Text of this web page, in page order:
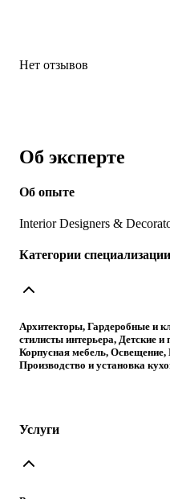
Нет отзывов
Об эксперте
Об опыте
Interior Designers &
Категории специализации
Архитекторы, Гардеробные и
стилисты интерьера, Детские
Корпусная мебель, Освещение,
Производство и установка
Услуги